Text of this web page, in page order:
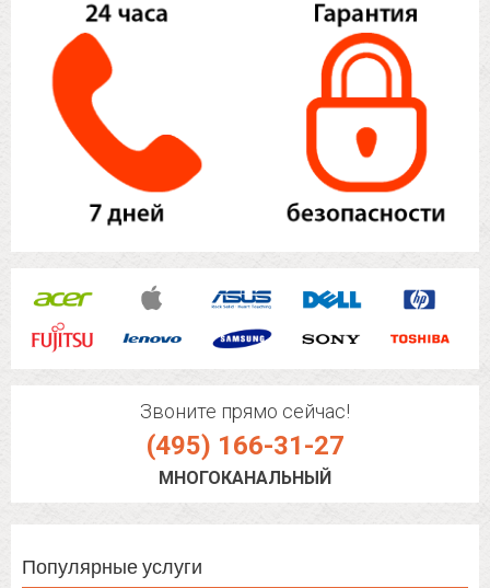
Звоните прямо сейчас!
(495) 166-31-27
МНОГОКАНАЛЬНЫЙ
Популярные услуги